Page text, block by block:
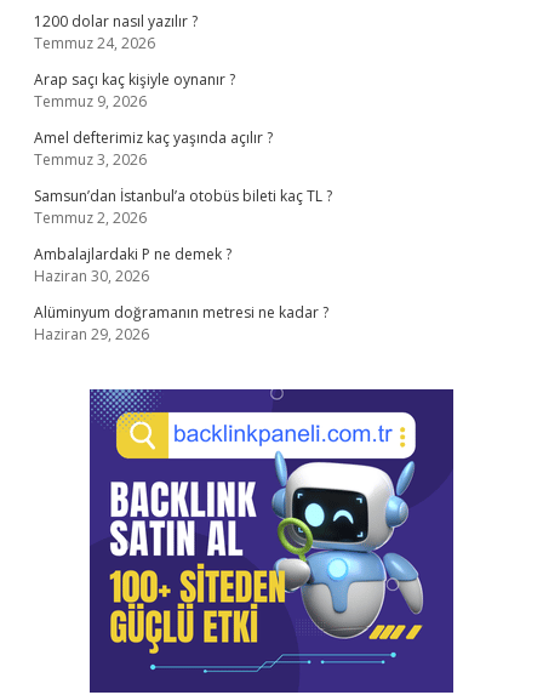
1200 dolar nasıl yazılır ?
Temmuz 24, 2026
Arap saçı kaç kişiyle oynanır ?
Temmuz 9, 2026
Amel defterimiz kaç yaşında açılır ?
Temmuz 3, 2026
Samsun’dan İstanbul’a otobüs bileti kaç TL ?
Temmuz 2, 2026
Ambalajlardaki P ne demek ?
Haziran 30, 2026
Alüminyum doğramanın metresi ne kadar ?
Haziran 29, 2026